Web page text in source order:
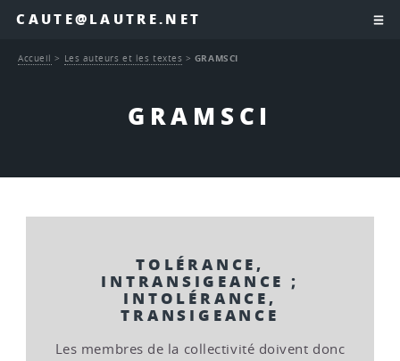
CAUTE@LAUTRE.NET
GRAMSCI
Accueil > Les auteurs et les textes > GRAMSCI
TOLÉRANCE,
INTRANSIGEANCE ;
INTOLÉRANCE,
TRANSIGEANCE
Les membres de la collectivité doivent donc